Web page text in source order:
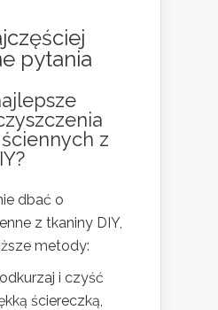
pytania
z
dbać o
z tkaniny DIY,
metody:
i czyść
ściereczką,